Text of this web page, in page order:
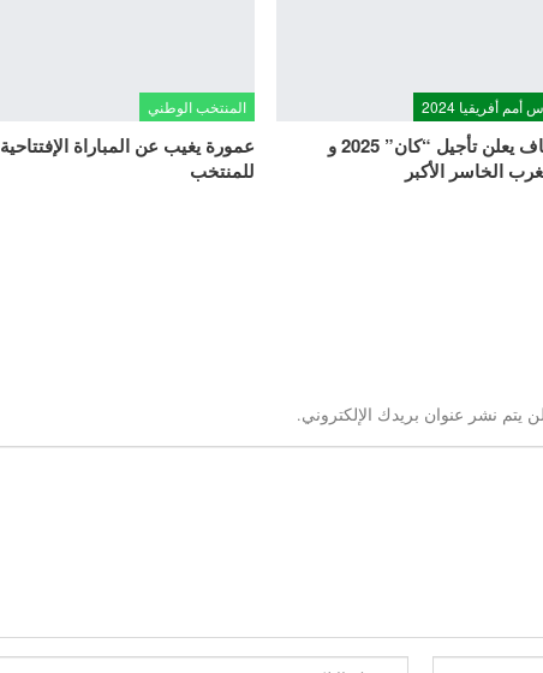
أمم أفريقيا 2024
الكاف يعلن تأجيل “كان” 2025 و
الخاسر الأكبر
المنتخب الوطني
عمورة يغيب عن المباراة الإفتتاحية
للمنتخب
لن يتم نشر عنوان بريدك الإلكتروني.